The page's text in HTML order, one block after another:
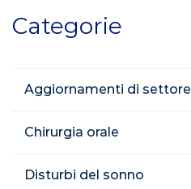
Categorie
Aggiornamenti di settore
Chirurgia orale
Disturbi del sonno